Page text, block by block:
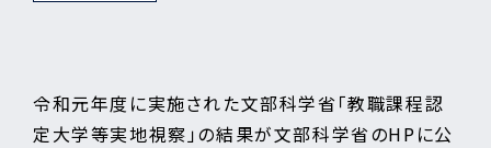
令和元年度に実施された文部科学省「教職課程認
定大学等実地視察」の結果が文部科学省のHPに公